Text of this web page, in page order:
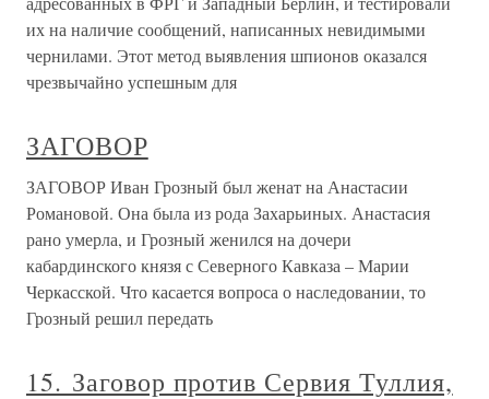
их на наличие сообщений, написанных невидимыми
чернилами. Этот метод выявления шпионов оказался
чрезвычайно успешным для
ЗАГОВОР
ЗАГОВОР Иван Грозный был женат на Анастасии
Романовой. Она была из рода Захарьиных. Анастасия
рано умерла, и Грозный женился на дочери
кабардинского князя с Северного Кавказа – Марии
Черкасской. Что касается вопроса о наследовании, то
Грозный решил передать
15. Заговор против Сервия Туллия,